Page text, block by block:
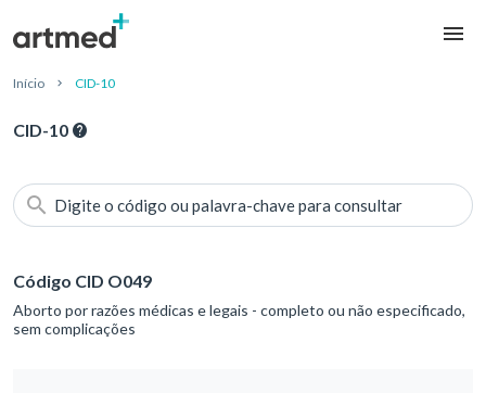
Início CID-10
CID-10
Digite o código ou palavra-chave para consultar
Código CID O049
Aborto por razões médicas e legais - completo ou não especificado,
sem complicações